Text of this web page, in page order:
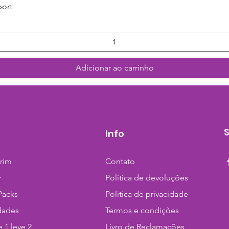
Adicionar ao carrinho
1 leve 2
Info
Contato
Politica de devoluções
Politica de privacidade
Termos e condições
Livro de Reclamações